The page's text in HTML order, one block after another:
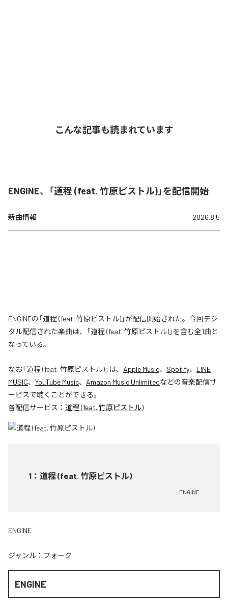
こんな記事も読まれています
ENGINE、「道程 (feat. 竹原ピストル)」を配信開始
新曲情報 2026.8.5
ENGINEの「道程 (feat. 竹原ピストル)」が配信開始された。今回デジ
タル配信された楽曲は、「道程 (feat. 竹原ピストル)」を含む全1曲と
なっている。
なお「道程 (feat. 竹原ピストル)」は、 Apple Music、 Spotify、 LINE
MUSIC、 YouTube Music、 Amazon Music Unlimitedなどの音楽配信サ
ービスで聴くことができる。
各配信サービス： 道程 (feat. 竹原ピストル)
1 ： 道程 (feat. 竹原ピストル)
ENGINE
ENGINE
ジャンル： フォーク
ENGINE